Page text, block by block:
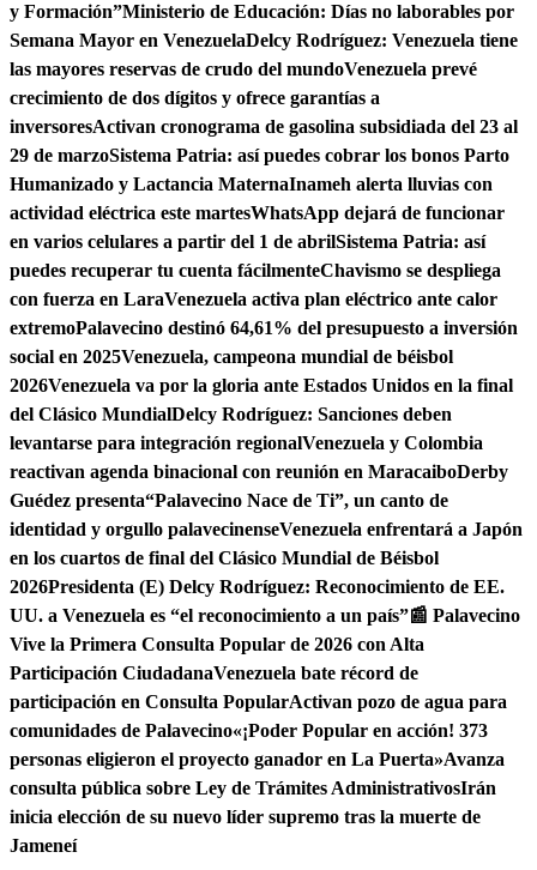
y Formación”Ministerio de Educación: Días no laborables por
Semana Mayor en VenezuelaDelcy Rodríguez: Venezuela tiene
las mayores reservas de crudo del mundoVenezuela prevé
crecimiento de dos dígitos y ofrece garantías a
inversoresActivan cronograma de gasolina subsidiada del 23 al
29 de marzoSistema Patria: así puedes cobrar los bonos Parto
Humanizado y Lactancia MaternaInameh alerta lluvias con
actividad eléctrica este martesWhatsApp dejará de funcionar
en varios celulares a partir del 1 de abrilSistema Patria: así
puedes recuperar tu cuenta fácilmenteChavismo se despliega
con fuerza en LaraVenezuela activa plan eléctrico ante calor
extremoPalavecino destinó 64,61% del presupuesto a inversión
social en 2025Venezuela, campeona mundial de béisbol
2026Venezuela va por la gloria ante Estados Unidos en la final
del Clásico MundialDelcy Rodríguez: Sanciones deben
levantarse para integración regionalVenezuela y Colombia
reactivan agenda binacional con reunión en MaracaiboDerby
Guédez presenta“Palavecino Nace de Ti”, un canto de
identidad y orgullo palavecinenseVenezuela enfrentará a Japón
en los cuartos de final del Clásico Mundial de Béisbol
2026Presidenta (E) Delcy Rodríguez: Reconocimiento de EE.
UU. a Venezuela es “el reconocimiento a un país”📰 Palavecino
Vive la Primera Consulta Popular de 2026 con Alta
Participación CiudadanaVenezuela bate récord de
participación en Consulta PopularActivan pozo de agua para
comunidades de Palavecino«¡Poder Popular en acción! 373
personas eligieron el proyecto ganador en La Puerta»Avanza
consulta pública sobre Ley de Trámites AdministrativosIrán
inicia elección de su nuevo líder supremo tras la muerte de
Jameneí